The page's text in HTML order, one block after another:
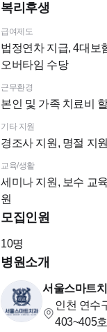
복리후생
급여제도
법정연차 지급, 4대보
오버타임 수당
근무환경
본인 및 가족 치료비
기타 지원
경조사 지원, 명절 지원
교육/생활
세미나 지원, 보수 교
원
모집인원
10명
병원소개
서울스마트
인천 연수
403~405호